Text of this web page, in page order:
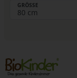
GRÖSSE